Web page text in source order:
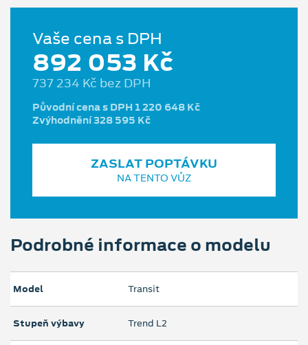
Vaše cena s DPH
892 053 Kč
737 234 Kč bez DPH
Původní cena s DPH 1 220 648 Kč
Zvýhodnění 328 595 Kč
ZASLAT POPTÁVKU
NA TENTO VŮZ
Podrobné informace o modelu
Model Transit
Stupeň výbavy Trend L2